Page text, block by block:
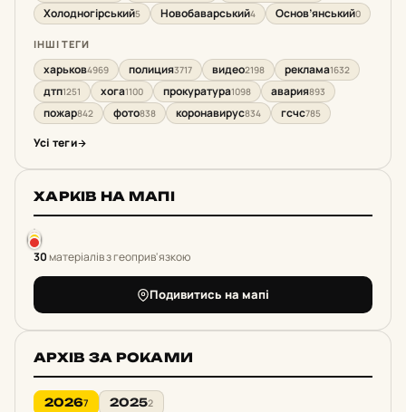
Холодногірський5 Новобаварський4 Основ’янський0
ІНШІ ТЕГИ
харьков4969 полиция3717 видео2198 реклама1632
дтп1251 хога1100 прокуратура1098 авария893
пожар842 фото838 коронавирус834 гсчс785
Усі теги
ХАРКІВ НА МАПІ
30матеріалів з геоприв'язкою
Подивитись на мапі
АРХІВ ЗА РОКАМИ
20267 20252